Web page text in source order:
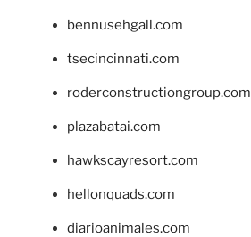
bennusehgall.com
tsecincinnati.com
roderconstructiongroup.com
plazabatai.com
hawkscayresort.com
hellonquads.com
diarioanimales.com